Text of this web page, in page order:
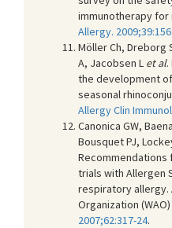
immunotherapy
Allergy.
Möller Ch, Dreborg
A, Jacobsen L et al.
the development
seasonal
Allergy Clin
Canonica GW,
Bousquet PJ,
Recommendations
trials with Allergen
respiratory allergy.
Organization
2007;62:317-24.